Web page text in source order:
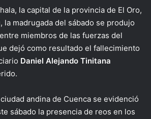
la capital de la provincia de El Oro,
la madrugada del sábado se produjo
miembros de las fuerzas del
dejó como resultado el fallecimiento
Daniel Alejando Tinitana
andina de Cuenca se evidenció
sábado la presencia de reos en los